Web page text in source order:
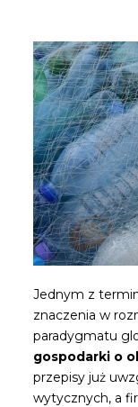
Jednym z
znaczenia w
paradygmatu
gospodarki o
przepisy już
wytycznych, a